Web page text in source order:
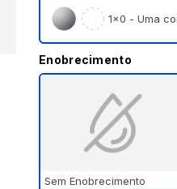
1×0 - Uma
Enobrecimento
Sem Enobrecimento